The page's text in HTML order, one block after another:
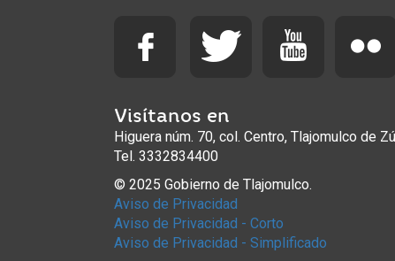
Visítanos en
Higuera núm. 70, col. Centro, Tlajomulco de
Tel. 3332834400
© 2025 Gobierno de Tlajomulco.
Aviso de Privacidad
Aviso de Privacidad - Corto
Aviso de Privacidad - Simplificado